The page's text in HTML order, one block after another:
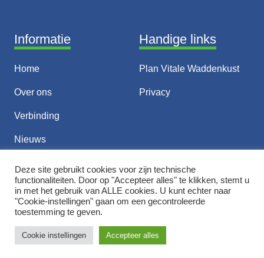
Informatie
Home
Over ons
Verbinding
Nieuws
Contact
Handige links
Plan Vitale Waddenkust
Privacy
© 2026 Vitale Waddenkust
Ontwerp & Realisatie door
Deze site gebruikt cookies voor zijn technische
functionaliteiten. Door op "Accepteer alles" te klikken, stemt u
in met het gebruik van ALLE cookies. U kunt echter naar
"Cookie-instellingen" gaan om een ​​gecontroleerde
toestemming te geven.
Cookie instellingen Accepteer alles